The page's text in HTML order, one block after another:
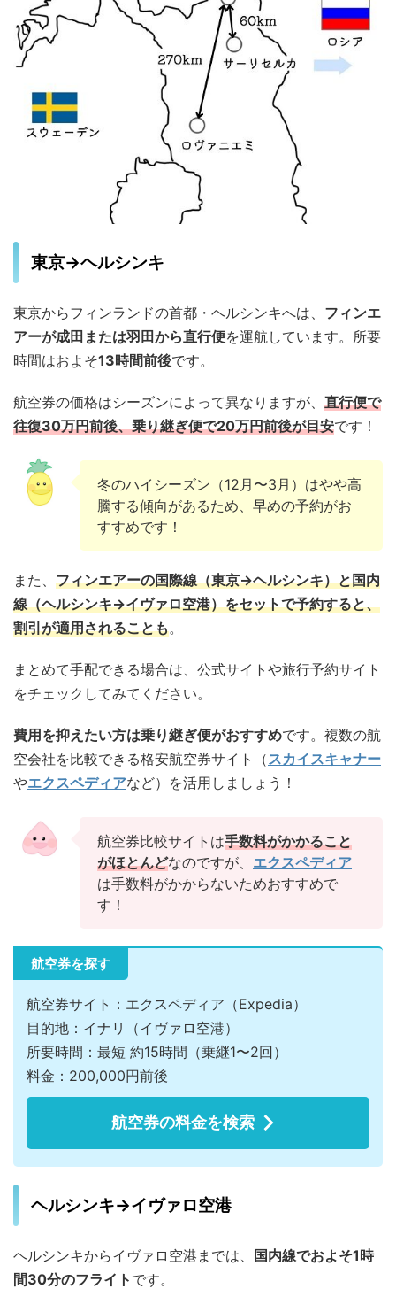
東京→ヘルシンキ
東京からフィンランドの首都・ヘルシンキへは、 フィンエ
アーが成田または羽田から直行便を運航しています。所要
時間はおよそ13時間前後です。
航空券の価格はシーズンによって異なりますが、 直行便で
往復30万円前後、乗り継ぎ便で20万円前後が目安です！
冬のハイシーズン（12月〜3月）はやや高
騰する傾向があるため、早めの予約がお
すすめです！
また、 フィンエアーの国際線（東京→ヘルシンキ）と国内
線（ヘルシンキ→イヴァロ空港）をセットで予約すると、
割引が適用されることも。
まとめて手配できる場合は、公式サイトや旅行予約サイト
をチェックしてみてください。
費用を抑えたい方は乗り継ぎ便がおすすめです。複数の航
空会社を比較できる格安航空券サイト（ スカイスキャナー
やエクスペディアなど）を活用しましょう！
航空券比較サイトは手数料がかかること
がほとんどなのですが、 エクスペディア
は手数料がかからないためおすすめで
す！
航空券を探す
航空券サイト：エクスペディア（Expedia）
目的地：イナリ（イヴァロ空港）
所要時間：最短 約15時間（乗継1〜2回）
料金：200,000円前後
航空券の料金を検索
ヘルシンキ→イヴァロ空港
ヘルシンキからイヴァロ空港までは、 国内線でおよそ1時
間30分のフライト です。